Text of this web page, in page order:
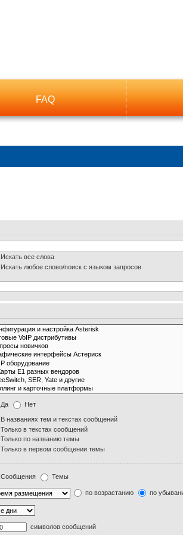
FAQ
Искать все слова
Искать любое слово/поиск с языком запросов
Да Нет
В названиях тем и текстах сообщений
Только в текстах сообщений
Только по названию темы
Только в первом сообщении темы
Сообщения Темы
по возрастанию по
символов сообщений